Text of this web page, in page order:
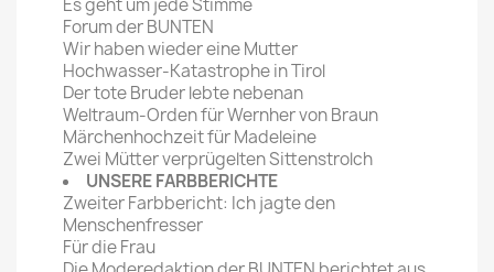
Es geht um jede Stimme
Forum der BUNTEN
Wir haben wieder eine Mutter
Hochwasser-Katastrophe in Tirol
Der tote Bruder lebte nebenan
Weltraum-Orden für Wernher von Braun
Märchenhochzeit für Madeleine
Zwei Mütter verprügelten Sittenstrolch
UNSERE FARBBERICHTE
Zweiter Farbbericht: Ich jagte den
Menschenfresser
Für die Frau